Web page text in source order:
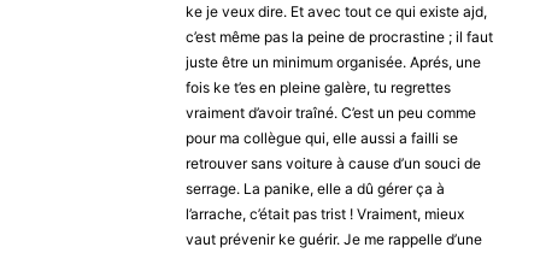
ke je veux dire. Et avec tout ce qui existe ajd,
c’est même pas la peine de procrastine ; il faut
juste être un minimum organisée. Aprés, une
fois ke t’es en pleine galère, tu regrettes
vraiment d’avoir traîné. C’est un peu comme
pour ma collègue qui, elle aussi a failli se
retrouver sans voiture à cause d’un souci de
serrage. La panike, elle a dû gérer ça à
l’arrache, c’était pas trist ! Vraiment, mieux
vaut prévenir ke guérir. Je me rappelle d’une